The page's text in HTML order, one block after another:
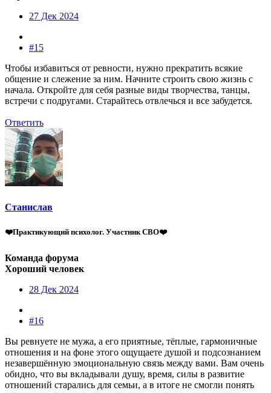
27 Дек 2024
#15
Чтобы избавиться от ревности, нужно прекратить всякие
общение и слежение за ним. Начните строить свою жизнь с
начала. Откройте для себя разные виды творчества, танцы,
встречи с подругами. Старайтесь отвлечься и все забудется.
Ответить
Станислав
❤️Практикующий психолог. Участник СВО❤️
Команда форума
Хороший человек
28 Дек 2024
#16
Вы ревнуете не мужа, а его приятные, тёплые, гармоничные
отношения и на фоне этого ощущаете душой и подсознанием
незавершённую эмоциональную связь между вами. Вам очень
обидно, что вы вкладывали душу, время, силы в развитие
отношений старались для семьи, а в итоге не смогли понять